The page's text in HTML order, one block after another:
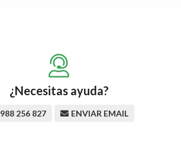
¿Necesitas ayuda?
988 256 827 ENVIAR EMAIL